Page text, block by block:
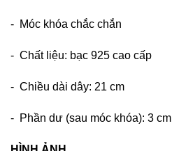
- Móc khóa chắc chắn
- Chất liệu: bạc 925 cao cấp
- Chiều dài dây: 21 cm
- Phần dư (sau móc khóa): 3 cm